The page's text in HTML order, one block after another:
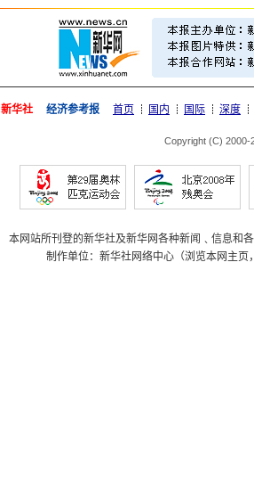
新华社 经济参考报 首页 国内 国际 深度
Copyright (C) 2000-
本网站所刊登的新华社及新华网各种新闻﹑信息和
制作单位：新华社网络中心（浏览本网主